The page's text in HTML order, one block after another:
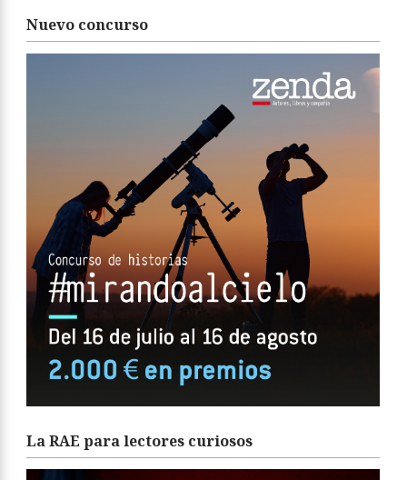
Nuevo concurso
La RAE para lectores curiosos